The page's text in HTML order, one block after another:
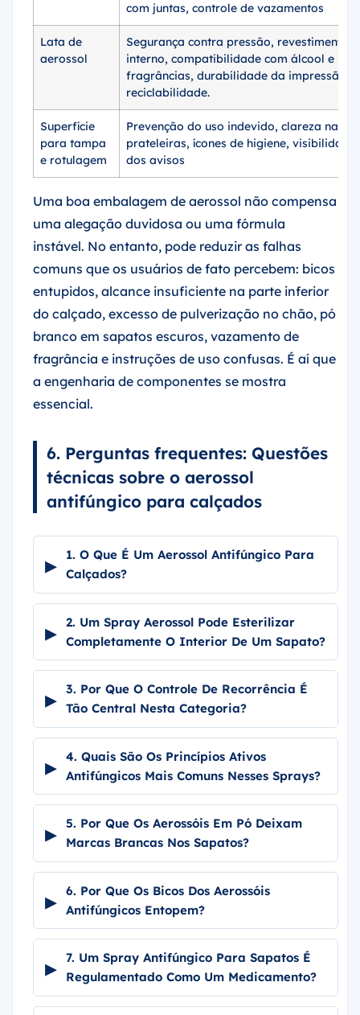
com juntas, controle de vazamentos
Lata de
aerossol
Segurança contra pressão, revestimento
interno, compatibilidade com álcool e
fragrâncias, durabilidade da impressão,
reciclabilidade.
Superfície
para tampa
e rotulagem
Prevenção do uso indevido, clareza nas
prateleiras, ícones de higiene, visibilidade
dos avisos
Uma boa embalagem de aerossol não compensa
uma alegação duvidosa ou uma fórmula
instável. No entanto, pode reduzir as falhas
comuns que os usuários de fato percebem: bicos
entupidos, alcance insuficiente na parte inferior
do calçado, excesso de pulverização no chão, pó
branco em sapatos escuros, vazamento de
fragrância e instruções de uso confusas. É aí que
a engenharia de componentes se mostra
essencial.
6. Perguntas frequentes: Questões
técnicas sobre o aerossol
antifúngico para calçados
▸
1. O Que É Um Aerossol Antifúngico Para
Calçados?
▸
2. Um Spray Aerossol Pode Esterilizar
Completamente O Interior De Um Sapato?
▸
3. Por Que O Controle De Recorrência É
Tão Central Nesta Categoria?
▸
4. Quais São Os Princípios Ativos
Antifúngicos Mais Comuns Nesses Sprays?
▸
5. Por Que Os Aerossóis Em Pó Deixam
Marcas Brancas Nos Sapatos?
▸
6. Por Que Os Bicos Dos Aerossóis
Antifúngicos Entopem?
▸
7. Um Spray Antifúngico Para Sapatos É
Regulamentado Como Um Medicamento?